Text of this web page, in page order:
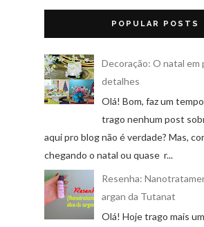
POPULAR POSTS
Decoração: O natal em
detalhes
Olá! Bom, faz um
trago nenhum post
aqui pro blog não é verdade? Mas,
chegando o natal ou quase r...
Resenha:
argan da Tutanat
Olá! Hoje trago mais